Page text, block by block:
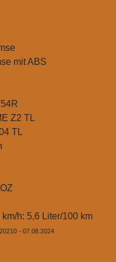
mit ABS
Z2 TL
TL
h: 5,6 Liter/100 km
- 07.08.2024